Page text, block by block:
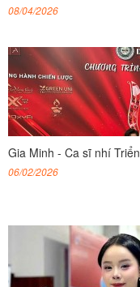
08/04/2026
Gia Minh - Ca sĩ nhí
06/02/2026